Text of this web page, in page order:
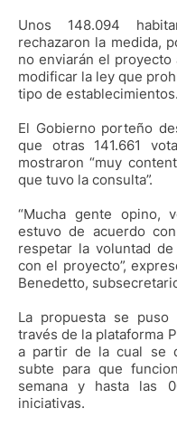
Unos 148.094
rechazaron la medida,
no enviarán el
modificar la ley que
tipo de establecimientos.
El Gobierno porteño
que otras 141.661
mostraron “muy
que tuvo la consulta”.
“Mucha gente opino,
estuvo de acuerdo
respetar la voluntad
con el proyecto”,
Benedetto,
La propuesta se
través de la plataforma
a partir de la cual se
subte para que
semana y hasta las
iniciativas.